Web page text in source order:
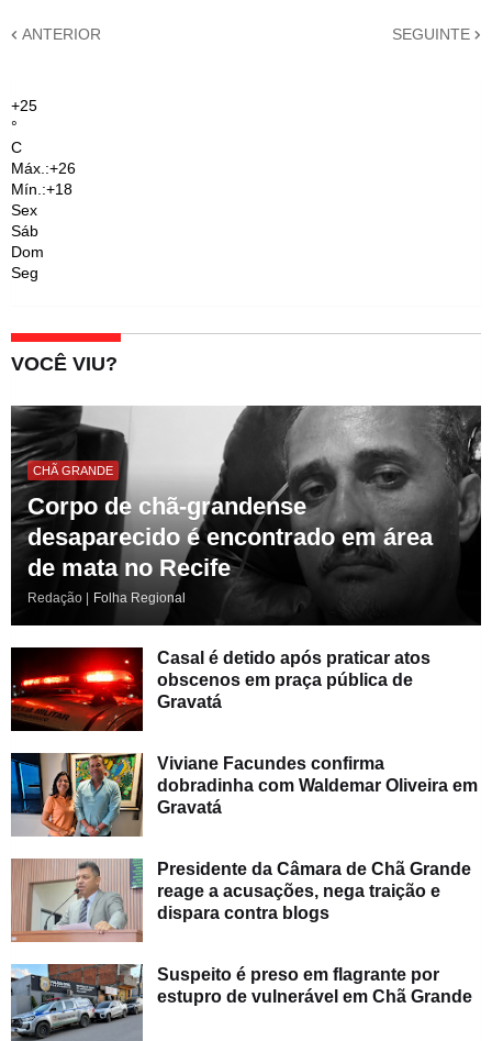
ANTERIOR SEGUINTE
+25
°
C
Máx.:+26
Mín.:+18
Sex
Sáb
Dom
Seg
VOCÊ VIU?
CHÃ GRANDE
Corpo de chã-grandense
desaparecido é encontrado em área
de mata no Recife
Redação | Folha Regional
Casal é detido após praticar atos
obscenos em praça pública de
Gravatá
Viviane Facundes confirma
dobradinha com Waldemar Oliveira em
Gravatá
Presidente da Câmara de Chã Grande
reage a acusações, nega traição e
dispara contra blogs
Suspeito é preso em flagrante por
estupro de vulnerável em Chã Grande